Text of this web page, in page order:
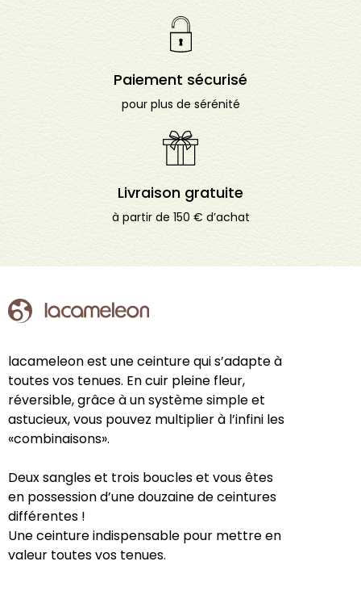
Paiement sécurisé
pour plus de sérénité
Livraison gratuite
à partir de 150 € d’achat
lacameleon est une ceinture qui s’adapte à
toutes vos tenues. En cuir pleine fleur,
réversible, grâce à un système simple et
astucieux, vous pouvez multiplier à l’infini les
«combinaisons».
Deux sangles et trois boucles et vous êtes
en possession d’une douzaine de ceintures
différentes !
Une ceinture indispensable pour mettre en
valeur toutes vos tenues.